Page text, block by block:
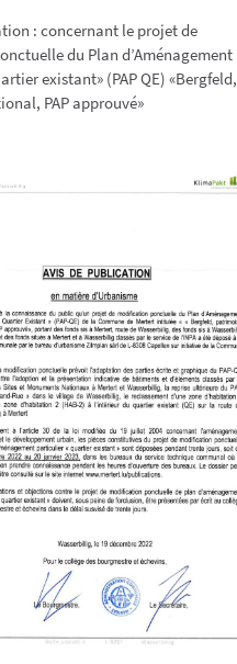
: concernant le projet de
du Plan d’Aménagement
existant» (PAP QE) «Bergfeld,
PAP approuvé»